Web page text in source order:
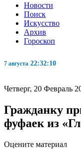
Новости
Поиск
Искусство
Архив
Гороскоп
7 августа 22:32:10
Четверг, 20 Февраль
Гражданку
фуфаек из
Оцените материал